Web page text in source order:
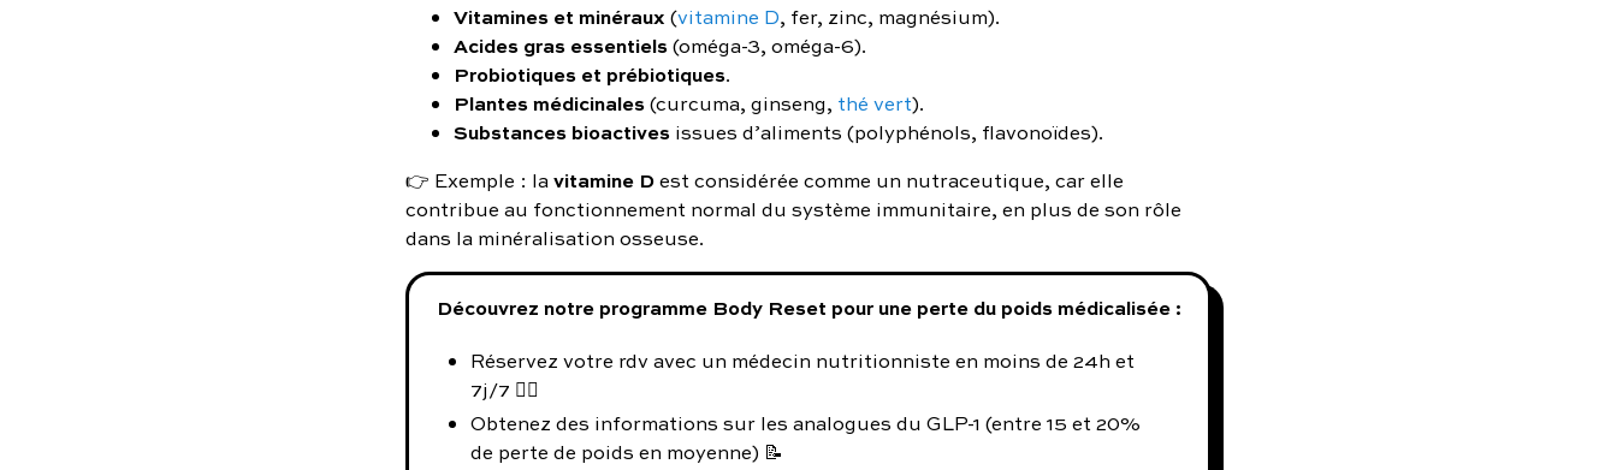
Vitamines et minéraux (vitamine D, fer, zinc, magnésium).
Acides gras essentiels(oméga-3, oméga-6).
Probiotiques et prébiotiques.
Plantes médicinales(curcuma, ginseng, thé vert).
Substances bioactives issues d’aliments (polyphénols, flavonoïdes).
👉 Exemple : lavitamine Dest considérée comme un nutraceutique, car elle
contribue au fonctionnement normal du système immunitaire, en plus de son rôle
dans la minéralisation osseuse.
Découvrez notre programme Body Reset pour une perte du poids médicalisée :
Réservez votre rdv avec un médecin nutritionniste en moins de 24h et
7j/7 👨‍⚕️
Obtenez des informations sur les analogues du GLP-1 (entre 15 et 20%
de perte de poids en moyenne) 📝